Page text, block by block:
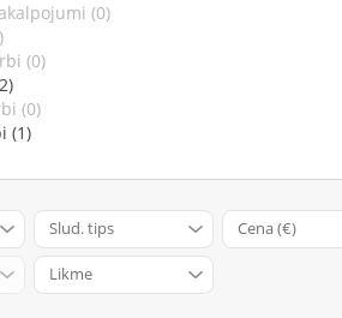
(0)
(0)
(0)
(1)
Slud. tips Cena (€)
Likme